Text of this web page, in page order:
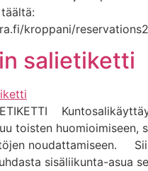
kroppani/
salietiketti
toisten huomioimiseen,
noudattamiseen.
sisäliikunta-asua